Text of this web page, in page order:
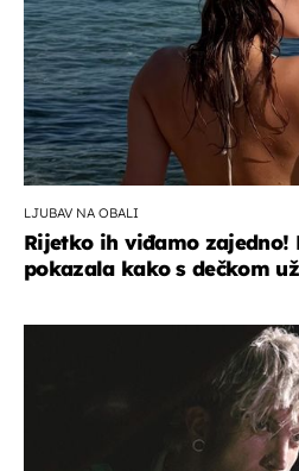
LJUBAV NA OBALI
Rijetko ih viđamo zajedno!
pokazala kako s dečkom